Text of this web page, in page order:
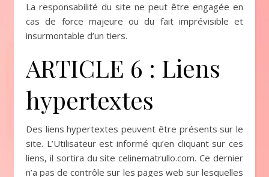
La responsabilité du site ne peut être engagée en
cas de force majeure ou du fait imprévisible et
insurmontable d’un tiers.
ARTICLE 6 : Liens
hypertextes
Des liens hypertextes peuvent être présents sur le
site. L’Utilisateur est informé qu’en cliquant sur ces
liens, il sortira du site celinematrullo.com. Ce dernier
n’a pas de contrôle sur les pages web sur lesquelles